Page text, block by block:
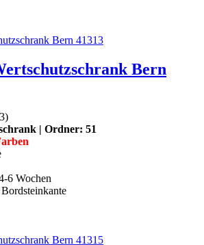
Bern
)
| Ordner: 51
6 Wochen